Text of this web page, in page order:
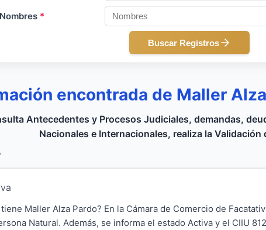
Nombres *
Buscar Registros
encontrada de Maller
Antecedentes y Procesos Judiciales, demandas,
Nacionales e Internacionales, realiza la Validación
Maller Alza Pardo? En la Cámara de Comercio de
Natural. Además, se informa el estado Activa y el CIIU